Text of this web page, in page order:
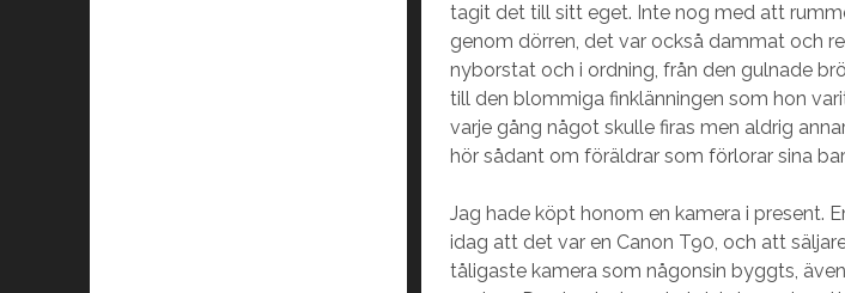
tagit det till sitt eget. Inte nog med att
genom dörren, det var också dammat och
nyborstat och i ordning, från den gulnade
till den blommiga finklänningen som hon
varje gång något skulle firas men aldrig
hör sådant om föräldrar som förlorar sina
Jag hade köpt honom en kamera i present.
idag att det var en Canon T90, och att
tåligaste kamera som någonsin byggts,